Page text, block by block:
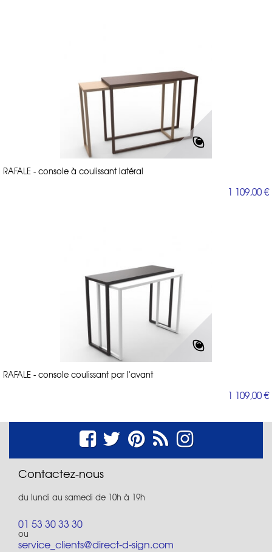
RAFALE - console à coulissant latéral
1 109,00 €
RAFALE - console coulissant par l'avant
1 109,00 €
Contactez-nous
du lundi au samedi de 10h à 19h
01 53 30 33 30
ou
service_clients@direct-d-sign.com